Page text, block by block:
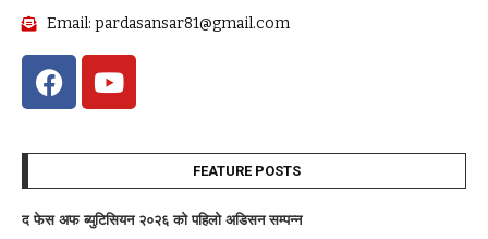
Email: pardasansar81@gmail.com
FEATURE POSTS
द फेस अफ ब्युटिसियन २०२६ काे पहिलाे अडिसन सम्पन्न